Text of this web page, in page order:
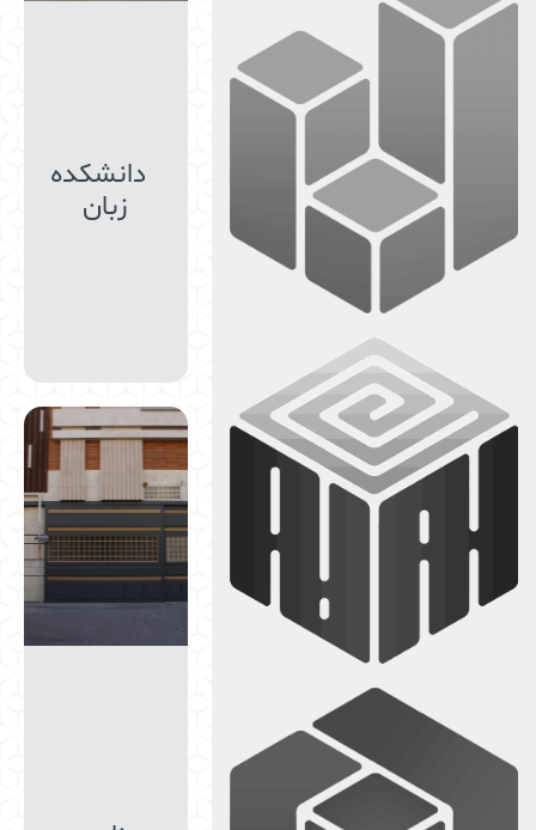
دانشکده
زبان